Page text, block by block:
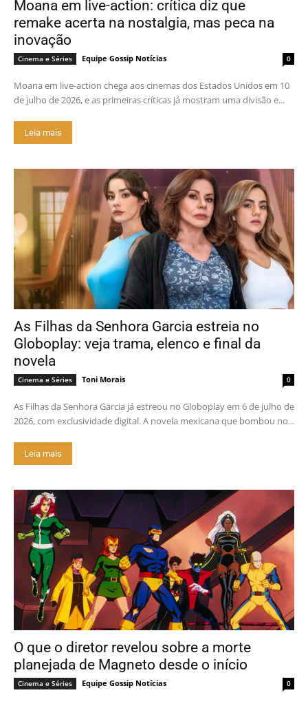
Moana em live-action: crítica diz que
remake acerta na nostalgia, mas peca na
inovação
Cinema e Séries Equipe Gossip Notícias 0
Moana em live-action chega aos cinemas dos Estados Unidos em 10
de julho de 2026, e as primeiras críticas já mostram uma divisão e...
Leia mais
As Filhas da Senhora Garcia estreia no
Globoplay: veja trama, elenco e final da
novela
Cinema e Séries Toni Morais 0
As Filhas da Senhora Garcia já estreou no Globoplay em 6 de julho de
2026, com exclusividade digital. A novela mexicana que bombou no...
Leia mais
O que o diretor revelou sobre a morte
planejada de Magneto desde o início
Cinema e Séries Equipe Gossip Notícias 0